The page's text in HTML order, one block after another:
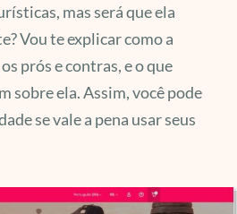
mas será que ela
Vou te explicar como a
prós e contras, e o que
sobre ela. Assim, você pode
se vale a pena usar seus